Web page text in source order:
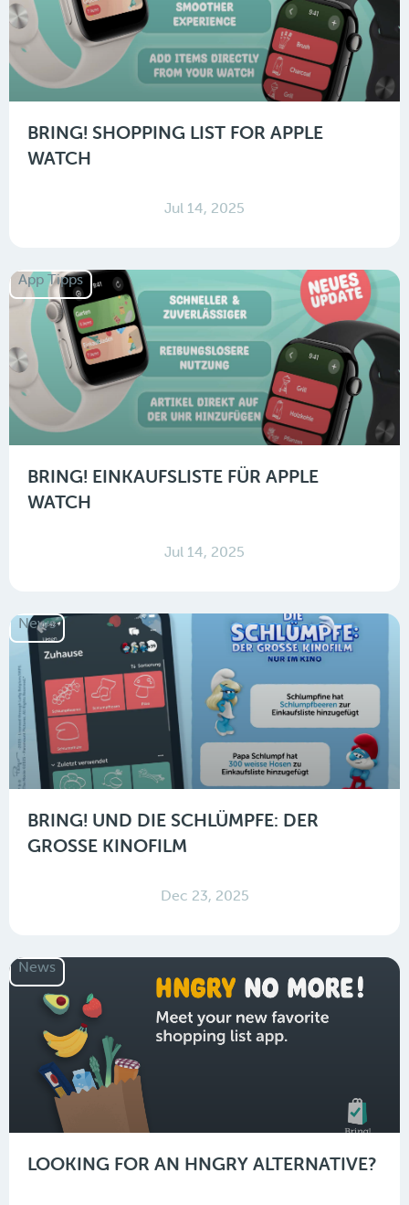
BRING! SHOPPING LIST FOR APPLE
WATCH
Jul 14, 2025
App Tipps
BRING! EINKAUFSLISTE FÜR APPLE
WATCH
Jul 14, 2025
News
BRING! UND DIE SCHLÜMPFE: DER
GROSSE KINOFILM
Dec 23, 2025
News
LOOKING FOR AN HNGRY ALTERNATIVE?